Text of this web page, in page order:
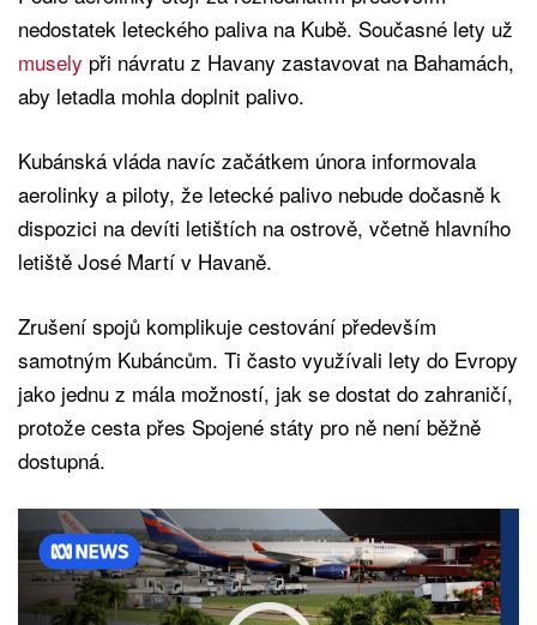
nedostatek leteckého paliva na Kubě. Současné lety už
musely při návratu z Havany zastavovat na Bahamách,
aby letadla mohla doplnit palivo.
Kubánská vláda navíc začátkem února informovala
aerolinky a piloty, že letecké palivo nebude dočasně k
dispozici na devíti letištích na ostrově, včetně hlavního
letiště José Martí v Havaně.
Zrušení spojů komplikuje cestování především
samotným Kubáncům. Ti často využívali lety do Evropy
jako jednu z mála možností, jak se dostat do zahraničí,
protože cesta přes Spojené státy pro ně není běžně
dostupná.